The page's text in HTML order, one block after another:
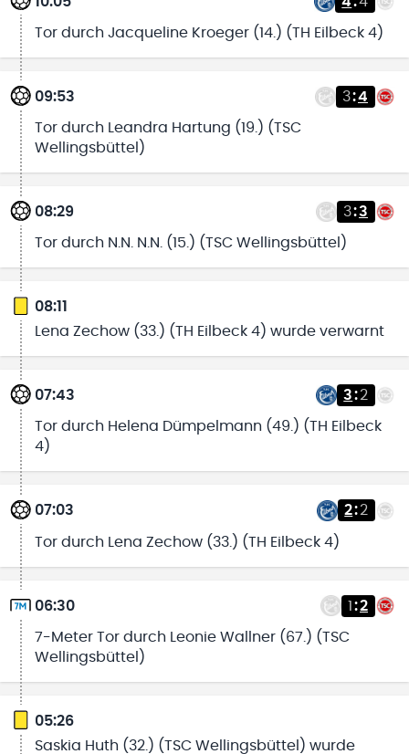
Tor durch Jacqueline Kroeger (14.) (TH Eilbeck 4)
09:53 3:4
Tor durch Leandra Hartung (19.) (TSC
Wellingsbüttel)
08:29 3:3
Tor durch N.N. N.N. (15.) (TSC Wellingsbüttel)
08:11
Lena Zechow (33.) (TH Eilbeck 4) wurde verwarnt
07:43 3:2
Tor durch Helena Dümpelmann (49.) (TH Eilbeck
4)
07:03 2:2
Tor durch Lena Zechow (33.) (TH Eilbeck 4)
06:30 1 :2
7-Meter Tor durch Leonie Wallner (67.) (TSC
Wellingsbüttel)
05:26
Saskia Huth (32.) (TSC Wellingsbüttel) wurde